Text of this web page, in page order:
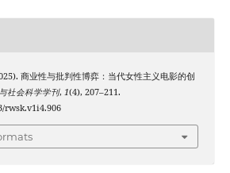
商业性与批判性博弈：当代女性主义电影的创
社会科学学刊, 1(4), 207–211.
rwsk.v1i4.906